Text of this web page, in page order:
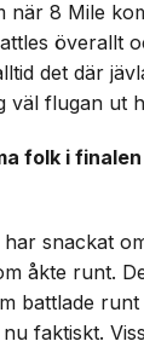
när 8 Mile
överallt
det där
väl flugan ut
folk i
snackat
åkte runt.
battlade
faktiskt.